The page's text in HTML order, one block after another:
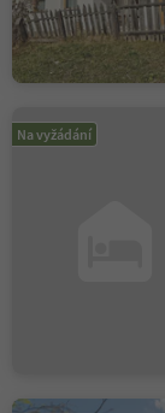
Na vyžádání